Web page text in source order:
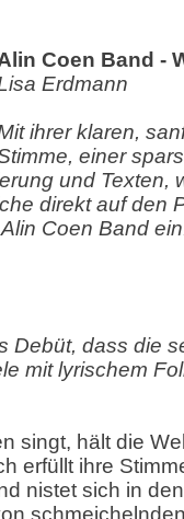
Coen Band -
Erdmann
ihrer klaren,
einer
und Texten,
direkt auf den
Coen Band
Debüt, dass die
mit lyrischem
singt, hält die
erfüllt ihre
nistet sich in